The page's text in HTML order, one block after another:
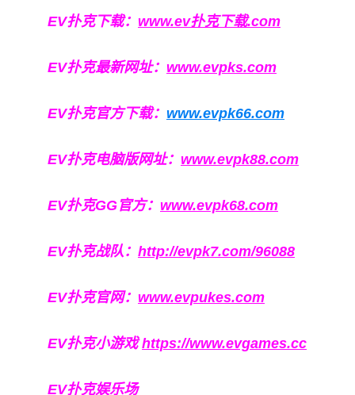
EV扑克下载： www.ev扑克下载.com
EV扑克最新网址： www.evpks.com
EV扑克官方下载： www.evpk66.com
EV扑克电脑版网址： www.evpk88.com
EV扑克GG官方： www.evpk68.com
EV扑克战队： http://evpk7.com/96088
EV扑克官网： www.evpukes.com
EV扑克小游戏https://www.evgames.cc
EV扑克娱乐场